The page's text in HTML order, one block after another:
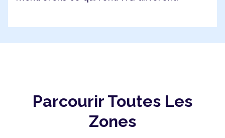
Parcourir Toutes Les
Zones